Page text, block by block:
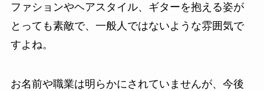
ファションやヘアスタイル、ギターを抱える姿が
とっても素敵で、一般人ではないような雰囲気で
すよね。
お名前や職業は明らかにされていませんが、今後